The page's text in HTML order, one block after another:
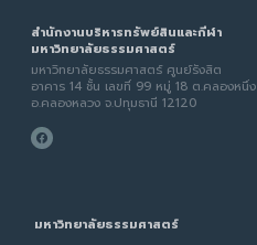
สำนักงานบริหารทรัพย์สินและกีฬา
มหาวิทยาลัยธรรมศาสตร์
มหาวิทยาลัยธรรมศาสตร์ ศูนย์รังสิต
อาคาร 14 ชั้น เลขที่ 99 หมู่ 18 ต.คลองหนึ่ง
อ.คลองหลวง จ.ปทุมธานี 12120
มหาวิทยาลัยธรรมศาสตร์